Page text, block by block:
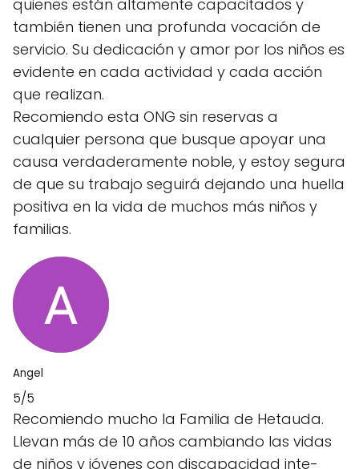
quienes están altamente capacitados y
también tienen una profunda vocación de
servicio. Su dedicación y amor por los niños es
evidente en cada actividad y cada acción
que realizan.
Recomiendo esta ONG sin reservas a
cualquier persona que busque apoyar una
causa verdaderamente noble, y estoy segura
de que su trabajo seguirá dejando una huella
positiva en la vida de muchos más niños y
familias.
Angel
5/5
Recomie­ndo mucho la Familia de Hetauda.
Llevan más de­ 10 años cambiando las vidas
de niños y jóvenes con discapacidad inte­